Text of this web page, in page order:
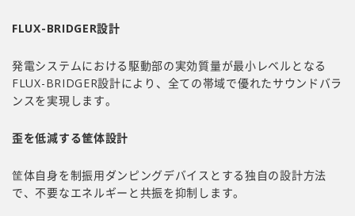
FLUX-BRIDGER設計
発電システムにおける駆動部の実効質量が最小レベルとなる
FLUX-BRIDGER設計により、全ての帯域で優れたサウンドバラ
ンスを実現します。
歪を低減する筐体設計
筐体自身を制振用ダンピングデバイスとする独自の設計方法
で、不要なエネルギーと共振を抑制します。